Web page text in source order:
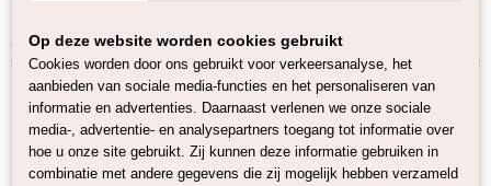
Home>Vilten>Viltnaalden>Viltnaald fijn 40 gauge
Op deze website worden cookies gebruikt
Cookies worden door ons gebruikt voor verkeersanalyse, het
aanbieden van sociale media-functies en het personaliseren van
informatie en advertenties. Daarnaast verlenen we onze sociale
media-, advertentie- en analysepartners toegang tot informatie over
hoe u onze site gebruikt. Zij kunnen deze informatie gebruiken in
combinatie met andere gegevens die zij mogelijk hebben verzameld